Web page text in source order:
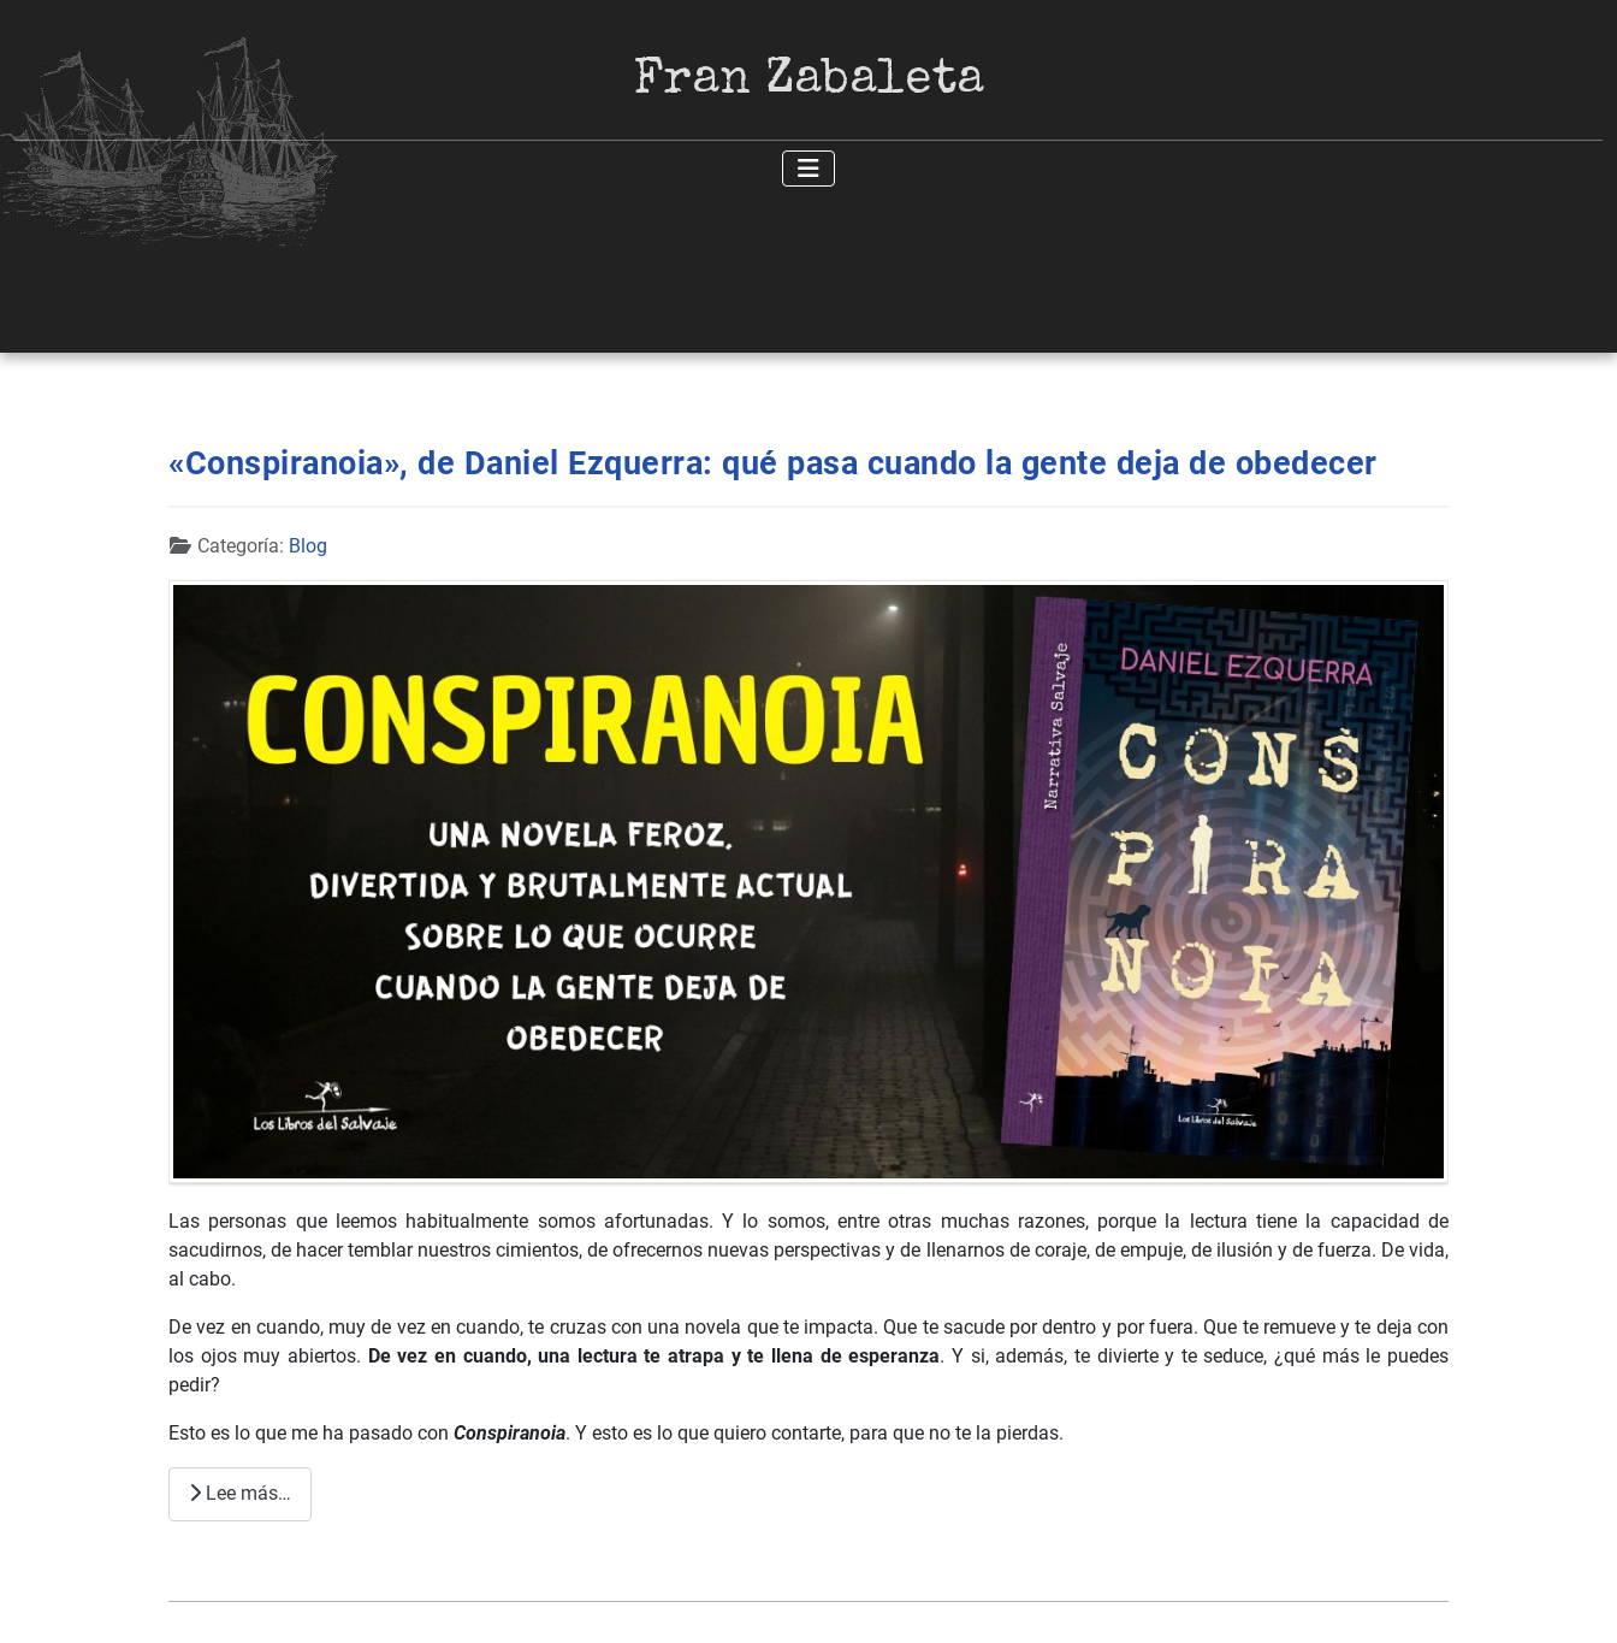
Fran Zabaleta
«Conspiranoia», de Daniel Ezquerra: qué pasa cuando la gente deja de obedecer
Detalles
Categoría: Blog
Las personas que leemos habitualmente somos afortunadas. Y lo somos, entre otras muchas razones, porque la lectura tiene la capacidad de
sacudirnos, de hacer temblar nuestros cimientos, de ofrecernos nuevas perspectivas y de llenarnos de coraje, de empuje, de ilusión y de fuerza. De vida,
al cabo.
De vez en cuando, muy de vez en cuando, te cruzas con una novela que te impacta. Que te sacude por dentro y por fuera. Que te remueve y te deja con
los ojos muy abiertos. De vez en cuando, una lectura te atrapa y te llena de esperanza. Y si, además, te divierte y te seduce, ¿qué más le puedes
pedir?
Esto es lo que me ha pasado con Conspiranoia. Y esto es lo que quiero contarte, para que no te la pierdas.
Lee más…